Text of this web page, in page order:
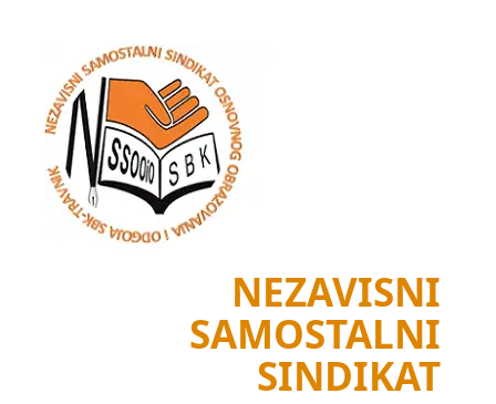
content
NEZAVISNI
SAMOSTALNI
SINDIKAT